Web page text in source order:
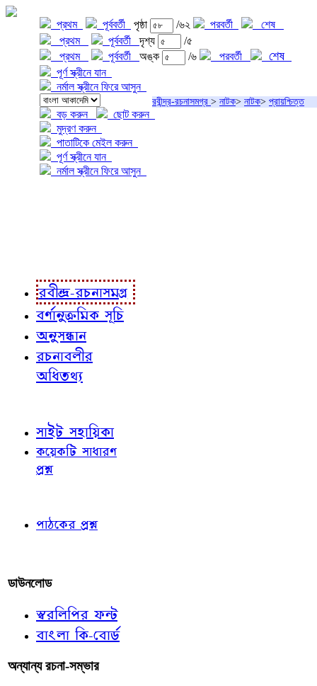
প্রথম পূর্ববর্তী পৃষ্ঠা /৬২ পরবর্তী
শেষ
প্রথম
পূর্ববর্তী দৃশ্য
/৫
প্রথম
পূর্ববর্তী অঙ্ক /৬ পরবর্তী শেষ
পূর্ণ স্ক্রীনে যান
নর্মাল স্ক্রীনে ফিরে আসুন
বড় করুন
ছোট করুন
মুদ্রণ করুন
পাতাটিকে মেইল করুন
পূর্ণ স্ক্রীনে যান
নর্মাল স্ক্রীনে ফিরে আসুন
রবীন্দ্র-রচনাসমগ্র > নাটক> নাটক> প্রায়শ্চিত্ত
রবীন্দ্র-রচনাসমগ্র
বর্ণানুক্রমিক সূচি
অনুসন্ধান
রচনাবলীর
অধিতথ্য
সাইট সহায়িকা
কয়েকটি সাধারণ
প্রশ্ন
পাঠকের প্রশ্ন
ডাউনলোড
স্বরলিপির ফন্ট
বাংলা কি-বোর্ড
অন্যান্য রচনা-সম্ভার